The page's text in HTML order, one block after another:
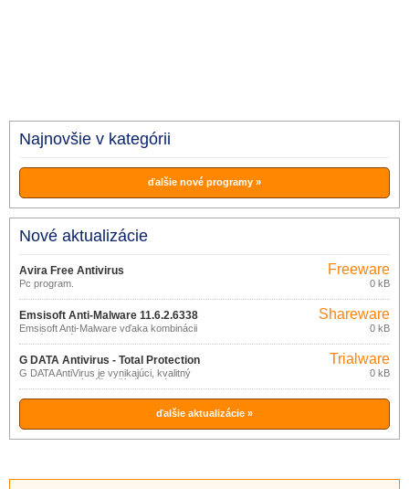
Najnovšie v kategórii
ďalšie nové programy »
Nové aktualizácie
Avira Free Antivirus
15.0.2010.2003
Pc program.
Freeware
(pro
nekomerční
účely)
0 kB
Emsisoft Anti-Malware 11.6.2.6338
Emsisoft Anti-Malware vďaka kombinácii
antivírusového a anti-malware skenera
umožňuje ochranu PC pred rôznymi
druhmi škodlivého softvéru: trójske kone,
červy, dialery, reklamný softvér,
spyware, keyloggery, rootkity a pod.
Shareware
0 kB
G DATA Antivirus - Total Protection
15.2
G DATA AntiVirus je vynikajúci, kvalitný
program, ktorý váš počítač ochráni pred
vírusmi, červami, rootkitmi, spywarom,
dialermi, trójskymi koňmi a inými
Trialware
0 kB
ďalšie aktualizácie »